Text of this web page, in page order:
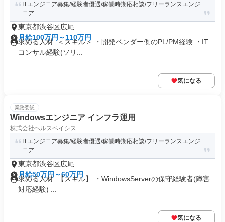
ITエンジニア募集/経験者優遇/稼働時期応相談/フリーランスエンジ
ニア
東京都渋谷区広尾
月給100万円～110万円
求める人材: ＜スキル＞ ・開発ベンダー側のPL/PM経験 ・IT
コンサル経験(ソリ...
気になる
業務委託
Windowsエンジニア インフラ運用
株式会社ヘルスベイシス
ITエンジニア募集/経験者優遇/稼働時期応相談/フリーランスエンジ
ニア
東京都渋谷区広尾
月給50万円～60万円
求める人材: 【スキル】 ・WindowsServerの保守経験者(障害
対応経験) ...
気になる